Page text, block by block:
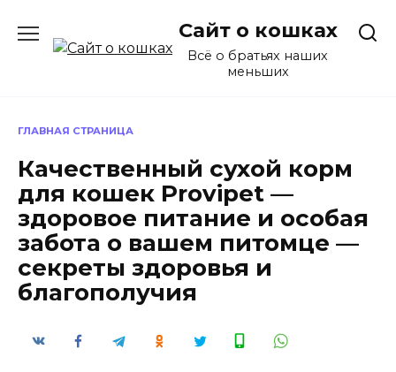
содержанию
Сайт о кошках
Всё о братьях наших
меньших
ГЛАВНАЯ СТРАНИЦА
Качественный сухой корм
для кошек Provipet —
здоровое питание и особая
забота о вашем питомце —
секреты здоровья и
благополучия